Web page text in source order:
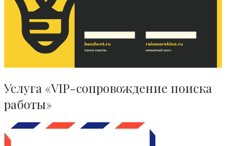
Услуга «VIP-сопровождение поиска
работы»